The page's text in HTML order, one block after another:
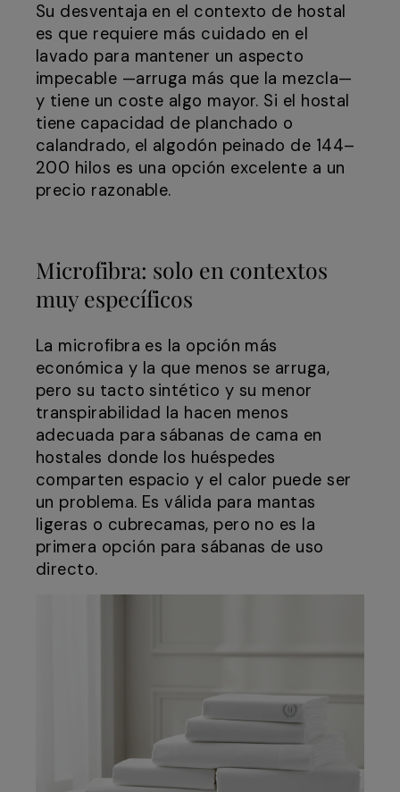
Su desventaja en el contexto de hostal
es que requiere más cuidado en el
lavado para mantener un aspecto
impecable —arruga más que la mezcla—
y tiene un coste algo mayor. Si el hostal
tiene capacidad de planchado o
calandrado, el algodón peinado de 144–
200 hilos es una opción excelente a un
precio razonable.
Microfibra: solo en contextos
muy específicos
La microfibra es la opción más
económica y la que menos se arruga,
pero su tacto sintético y su menor
transpirabilidad la hacen menos
adecuada para sábanas de cama en
hostales donde los huéspedes
comparten espacio y el calor puede ser
un problema. Es válida para mantas
ligeras o cubrecamas, pero no es la
primera opción para sábanas de uso
directo.